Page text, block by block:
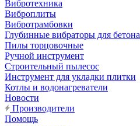
Вибротехника
Виброплиты
Вибротрамбовки
Глубинные вибраторы для бетона
Пилы торцовочные
Ручной инструмент
Строительный пылесос
Инструмент для укладки плитки
Котлы и водонагреватели
Новости
Производители
Помощь